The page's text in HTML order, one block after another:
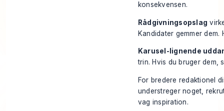
konsekvensen.
Rådgivningsopslag
Kandidater gemmer dem.
Karusel-lignende
trin. Hvis du bruger dem,
For bredere redaktionel
understreger noget,
vag inspiration.